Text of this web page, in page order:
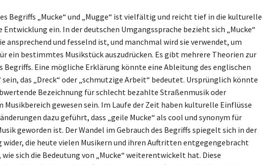
Begriffs „Mucke“ und „Mugge“ ist vielfältig und reicht tief in die kulturelle
Entwicklung ein. In der deutschen Umgangssprache bezieht sich „Mucke“
ansprechend und fesselnd ist, und manchmal wird sie verwendet, um
ein bestimmtes Musikstück auszudrücken. Es gibt mehrere Theorien zur
Begriffs. Eine mögliche Erklärung könnte eine Ableitung des englischen
sein, das „Dreck“ oder „schmutzige Arbeit“ bedeutet. Ursprünglich könnte
Bezeichnung für schlecht bezahlte Straßenmusik oder
Musikbereich gewesen sein. Im Laufe der Zeit haben kulturelle Einflüsse
dazu geführt, dass „geile Mucke“ als cool und synonym für
geworden ist. Der Wandel im Gebrauch des Begriffs spiegelt sich in der
wider, die heute vielen Musikern und ihren Auftritten entgegengebracht
sich die Bedeutung von „Mucke“ weiterentwickelt hat. Diese